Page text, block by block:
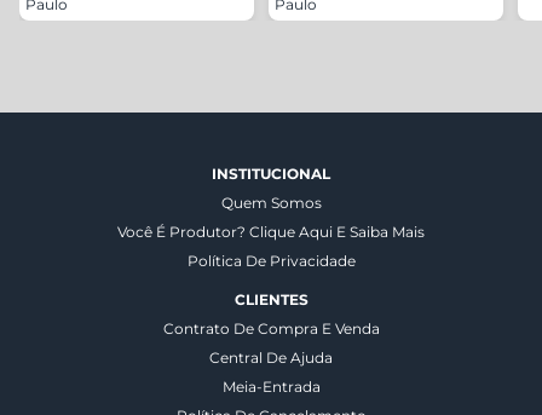
Paulo
Paulo
INSTITUCIONAL
Quem Somos
Você É Produtor? Clique Aqui E Saiba Mais
Política De Privacidade
CLIENTES
Contrato De Compra E Venda
Central De Ajuda
Meia-Entrada